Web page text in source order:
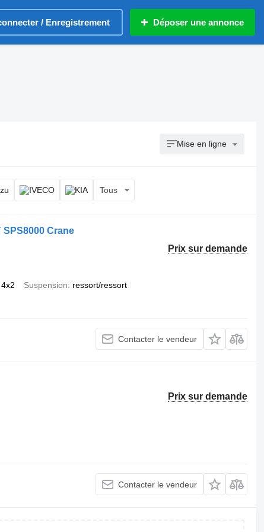
/ Enregistrement Déposer une annonce
Mise en ligne
Tous
Crane
Prix sur demande
4x2 Suspension ressort/ressort
Contacter le vendeur
Prix sur demande
Contacter le vendeur